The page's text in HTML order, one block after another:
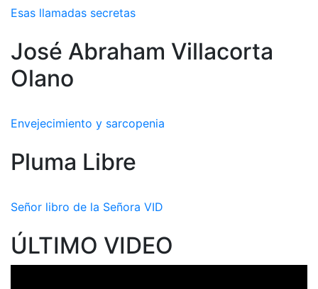
Esas llamadas secretas
José Abraham Villacorta
Olano
Envejecimiento y sarcopenia
Pluma Libre
Señor libro de la Señora VID
ÚLTIMO VIDEO